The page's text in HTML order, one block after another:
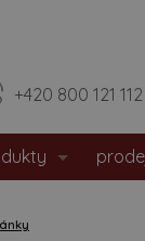
+420 800 121 112